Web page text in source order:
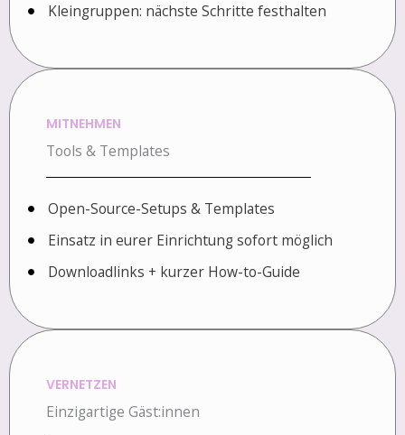
Kleingruppen: nächste Schritte festhalten
MITNEHMEN
Tools & Templates
Open-Source-Setups & Templates
Einsatz in eurer Einrichtung sofort möglich
Downloadlinks + kurzer How-to-Guide
VERNETZEN
Einzigartige Gäst:innen